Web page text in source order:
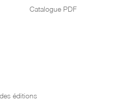
Catalogue PDF
éditions